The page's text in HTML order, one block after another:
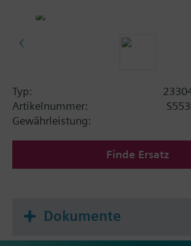
Typ:
Artikelnummer:
Gewährleistung:
Finde Ersatz
Dokumente